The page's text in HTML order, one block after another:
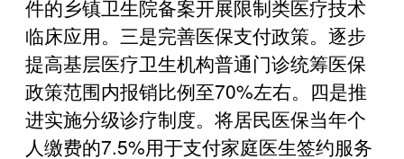
件的乡镇卫生院备案开展限制类医疗技术
临床应用。三是完善医保支付政策。逐步
提高基层医疗卫生机构普通门诊统筹医保
政策范围内报销比例至70%左右。四是推
进实施分级诊疗制度。将居民医保当年个
人缴费的7.5%用于支付家庭医生签约服务